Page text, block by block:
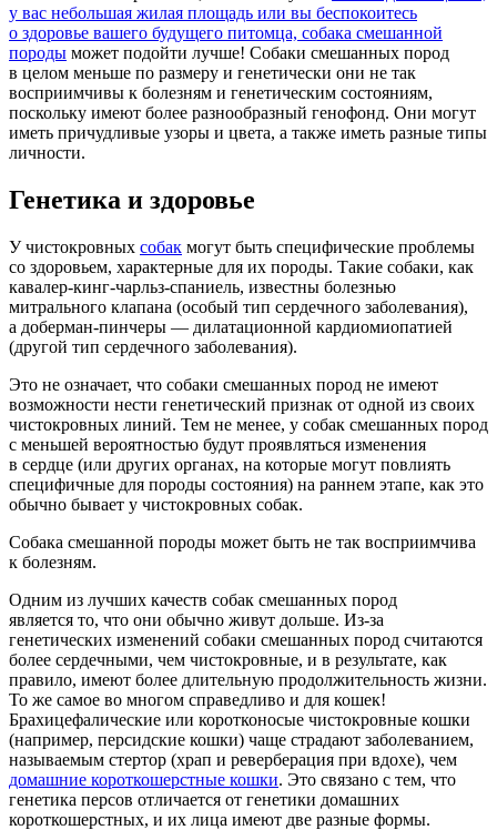
у вас небольшая жилая площадь или вы беспокоитесь
о здоровье вашего будущего питомца, собака смешанной
породы может подойти лучше! Собаки смешанных пород
в целом меньше по размеру и генетически они не так
восприимчивы к болезням и генетическим состояниям,
поскольку имеют более разнообразный генофонд. Они могут
иметь причудливые узоры и цвета, а также иметь разные типы
личности.
Генетика и здоровье
У чистокровных собак могут быть специфические проблемы
со здоровьем, характерные для их породы. Такие собаки, как
кавалер-кинг-чарльз-спаниель, известны болезнью
митрального клапана (особый тип сердечного заболевания),
а доберман-пинчеры — дилатационной кардиомиопатией
(другой тип сердечного заболевания).
Это не означает, что собаки смешанных пород не имеют
возможности нести генетический признак от одной из своих
чистокровных линий. Тем не менее, у собак смешанных пород
с меньшей вероятностью будут проявляться изменения
в сердце (или других органах, на которые могут повлиять
специфичные для породы состояния) на раннем этапе, как это
обычно бывает у чистокровных собак.
Собака смешанной породы может быть не так восприимчива
к болезням.
Одним из лучших качеств собак смешанных пород
является то, что они обычно живут дольше. Из-за
генетических изменений собаки смешанных пород считаются
более сердечными, чем чистокровные, и в результате, как
правило, имеют более длительную продолжительность жизни.
То же самое во многом справедливо и для кошек!
Брахицефалические или коротконосые чистокровные кошки
(например, персидские кошки) чаще страдают заболеванием,
называемым стертор (храп и реверберация при вдохе), чем
домашние короткошерстные кошки. Это связано с тем, что
генетика персов отличается от генетики домашних
короткошерстных, и их лица имеют две разные формы.